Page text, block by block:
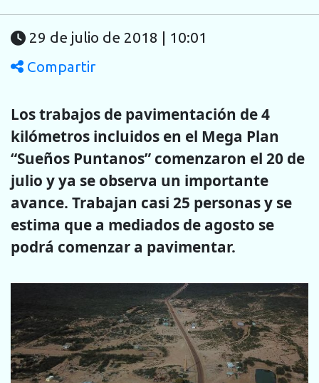
29 de julio de 2018 | 10:01
Compartir
Los trabajos de pavimentación de 4
kilómetros incluidos en el Mega Plan
“Sueños Puntanos” comenzaron el 20 de
julio y ya se observa un importante
avance. Trabajan casi 25 personas y se
estima que a mediados de agosto se
podrá comenzar a pavimentar.